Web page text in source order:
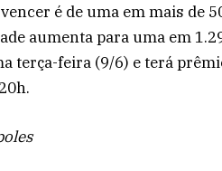
é de uma em mais de
aumenta para uma em
terça-feira (9/6) e terá